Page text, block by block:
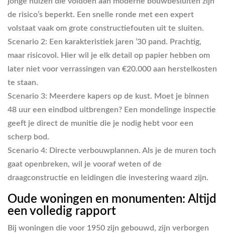
de risico’s beperkt. Een snelle ronde met een expert
volstaat vaak om grote constructiefouten uit te sluiten.
Scenario 2: Een karakteristiek jaren ’30 pand. Prachtig,
maar risicovol. Hier wil je elk detail op papier hebben om
later niet voor verrassingen van €20.000 aan herstelkosten
te staan.
Scenario 3: Meerdere kapers op de kust. Moet je binnen
48 uur een eindbod uitbrengen? Een mondelinge inspectie
geeft je direct de munitie die je nodig hebt voor een
scherp bod.
Scenario 4: Directe verbouwplannen. Als je de muren toch
gaat openbreken, wil je vooraf weten of de
draagconstructie en leidingen die investering waard zijn.
Oude woningen en monumenten: Altijd
een volledig rapport
Bij woningen die voor 1950 zijn gebouwd, zijn verborgen